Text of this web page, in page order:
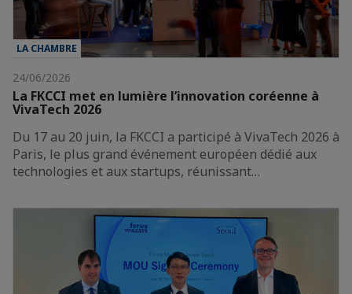
LA CHAMBRE
24/06/2026
La FKCCI met en lumière l’innovation coréenne à
VivaTech 2026
Du 17 au 20 juin, la FKCCI a participé à VivaTech 2026 à
Paris, le plus grand événement européen dédié aux
technologies et aux startups, réunissant…